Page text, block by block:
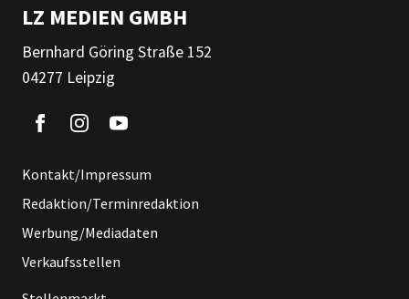
LZ MEDIEN GMBH
Bernhard Göring Straße 152
04277 Leipzig
Kontakt/Impressum
Redaktion/Terminredaktion
Werbung/Mediadaten
Verkaufsstellen